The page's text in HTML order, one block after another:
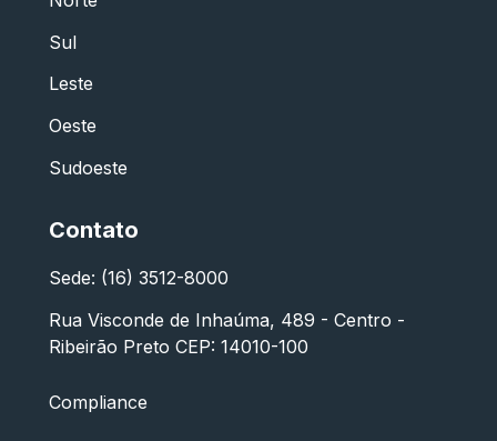
Sul
Leste
Oeste
Sudoeste
Contato
Sede: (16) 3512-8000
Rua Visconde de Inhaúma, 489 - Centro -
Ribeirão Preto CEP: 14010-100
Compliance